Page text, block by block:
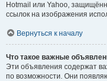
Hotmail или Yahoo,
ссылок на изображения
Вернуться к началу
Что такое важные
Эти объявления содержат
по возможности. Они